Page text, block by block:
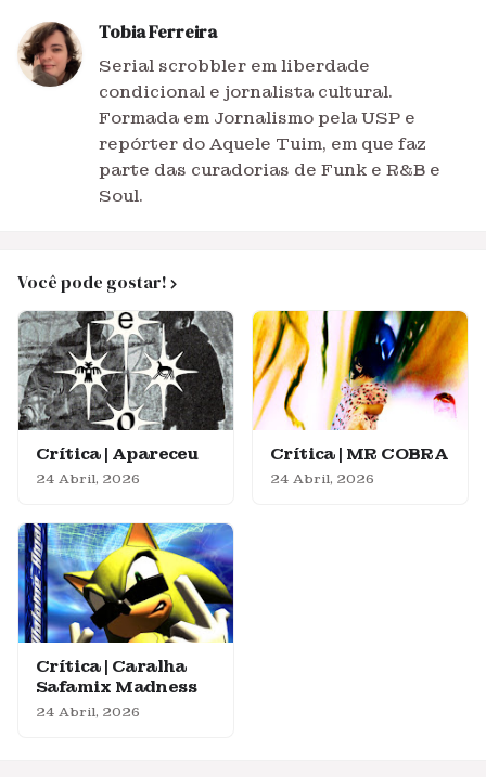
Tobia Ferreira
Serial scrobbler em liberdade
condicional e jornalista cultural.
Formada em Jornalismo pela USP e
repórter do Aquele Tuim, em que faz
parte das curadorias de Funk e R&B e
Soul.
Você pode gostar!
Crítica | Apareceu
24 Abril, 2026
Crítica | MR COBRA
24 Abril, 2026
Crítica | Caralha
Safamix Madness
24 Abril, 2026